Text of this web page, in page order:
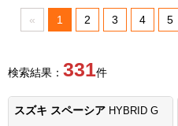
« 1 2 3 4 5
検索結果： 331件
スズキ スペーシア HYBRID G